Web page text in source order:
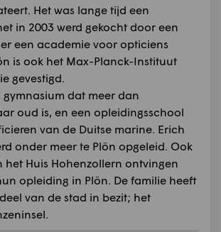
Het was lange tijd een
in 2003 werd gekocht door een
een academie voor opticiens
is ook het Max-Planck-Instituut
gevestigd.
gymnasium dat meer dan
oud is, en een opleidingsschool
van de Duitse marine. Erich
onder meer te Plön opgeleid. Ook
het Huis Hohenzollern ontvingen
opleiding in Plön. De familie heeft
van de stad in bezit; het